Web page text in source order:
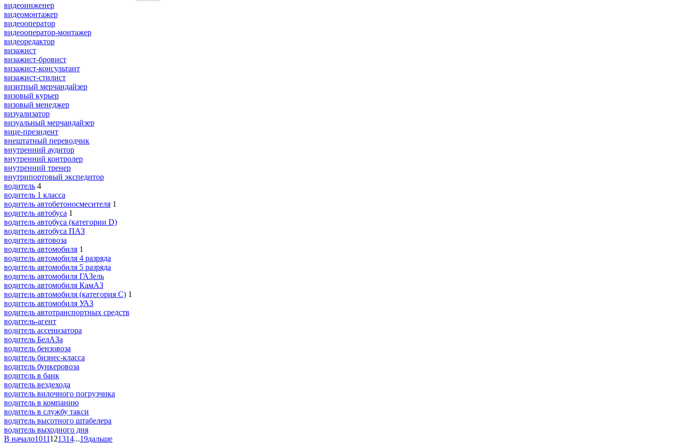
видеоинженер
видеомонтажер
видеооператор
видеооператор-монтажер
видеоредактор
визажист
визажист-бровист
визажист-консультант
визажист-стилист
визитный мерчандайзер
визовый курьер
визовый менеджер
визуализатор
визуальный мерчандайзер
вице-президент
внештатный переводчик
внутренний аудитор
внутренний контролер
внутренний тренер
внутрипортовый экспедитор
водитель 4
водитель 1 класса
водитель автобетоносмесителя 1
водитель автобуса 1
водитель автобуса (категории D)
водитель автобуса ПАЗ
водитель автовоза
водитель автомобиля 1
водитель автомобиля 4 разряда
водитель автомобиля 5 разряда
водитель автомобиля ГАЗель
водитель автомобиля КамАЗ
водитель автомобиля (категория C) 1
водитель автомобиля УАЗ
водитель автотранспортных средств
водитель-агент
водитель ассенизатора
водитель БелАЗа
водитель бензовоза
водитель бизнес-класса
водитель бункеровоза
водитель в банк
водитель вездехода
водитель вилочного погрузчика
водитель в компанию
водитель в службу такси
водитель высотного штабелера
водитель выходного дня
В начало1011121314...19дальше